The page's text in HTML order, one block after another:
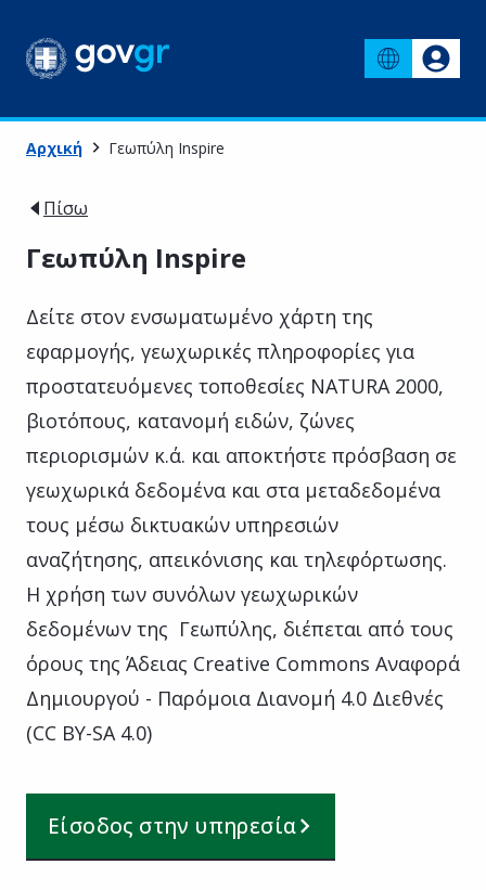
Αρχική Γεωπύλη Inspire
Πίσω
Γεωπύλη Inspire
Δείτε στον ενσωματωμένο χάρτη της
εφαρμογής, γεωχωρικές πληροφορίες για
προστατευόμενες τοποθεσίες NATURA 2000,
βιοτόπους, κατανομή ειδών, ζώνες
περιορισμών κ.ά. και αποκτήστε πρόσβαση σε
γεωχωρικά δεδομένα και στα μεταδεδομένα
τους μέσω δικτυακών υπηρεσιών
αναζήτησης, απεικόνισης και τηλεφόρτωσης.
Η χρήση των συνόλων γεωχωρικών
δεδομένων της Γεωπύλης, διέπεται από τους
όρους της Άδειας Creative Commons Αναφορά
Δημιουργού - Παρόμοια Διανομή 4.0 Διεθνές
(CC BY-SA 4.0)
Είσοδος στην υπηρεσία